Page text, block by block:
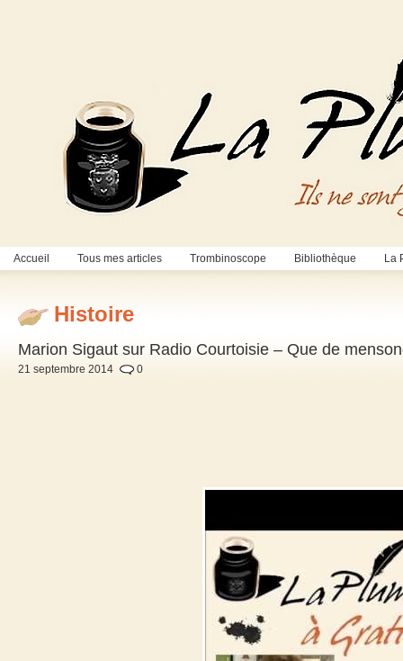
Accueil Tous mes articles Trombinoscope Bibliothèque La
Histoire
Marion Sigaut sur Radio Courtoisie – Que de
21 septembre 2014 0